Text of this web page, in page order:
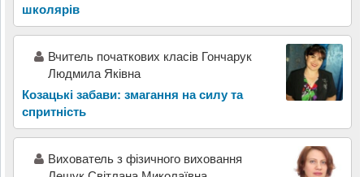
школярів
Вчитель початкових класів Гончарук
Людмила Яківна
Козацькі забави: змагання на силу та
спритність
Вихователь з фізичного виховання